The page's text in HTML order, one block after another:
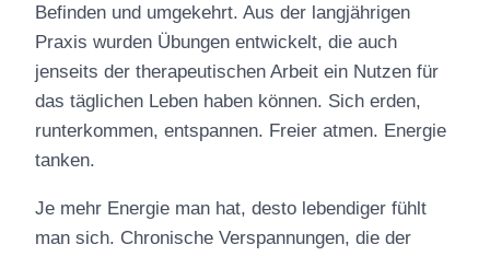
Befinden und umgekehrt. Aus der langjährigen
Praxis wurden Übungen entwickelt, die auch
jenseits der therapeutischen Arbeit ein Nutzen für
das täglichen Leben haben können. Sich erden,
runterkommen, entspannen. Freier atmen. Energie
tanken.
Je mehr Energie man hat, desto lebendiger fühlt
man sich. Chronische Verspannungen, die der